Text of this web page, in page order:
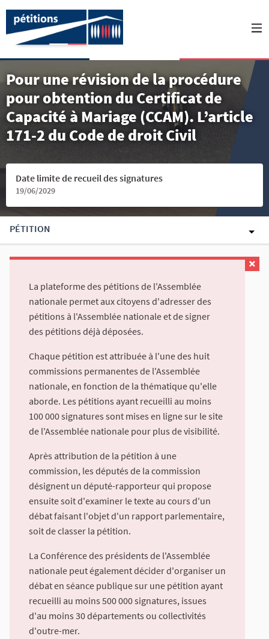
Pour une révision de la procédure
pour obtention du Certificat de
Capacité à Mariage (CCAM). L’article
171-2 du Code de droit Civil
Date limite de recueil des signatures
19/06/2029
PÉTITION
La plateforme des pétitions de l'Assemblée
nationale permet aux citoyens d'adresser des
pétitions à l'Assemblée nationale et de signer
des pétitions déjà déposées.
Chaque pétition est attribuée à l'une des huit
commissions permanentes de l'Assemblée
nationale, en fonction de la thématique qu'elle
aborde. Les pétitions ayant recueilli au moins
100 000 signatures sont mises en ligne sur le site
de l'Assemblée nationale pour plus de visibilité.
Après attribution de la pétition à une
commission, les députés de la commission
désignent un député-rapporteur qui propose
ensuite soit d'examiner le texte au cours d'un
débat faisant l'objet d'un rapport parlementaire,
soit de classer la pétition.
La Conférence des présidents de l'Assemblée
nationale peut également décider d'organiser un
débat en séance publique sur une pétition ayant
recueilli au moins 500 000 signatures, issues
d'au moins 30 départements ou collectivités
d'outre-mer.